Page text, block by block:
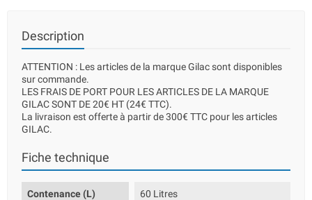
Description
ATTENTION : Les articles de la marque Gilac sont disponibles
sur commande.
LES FRAIS DE PORT POUR LES ARTICLES DE LA MARQUE
GILAC SONT DE 20€ HT (24€ TTC).
La livraison est offerte à partir de 300€ TTC pour les articles
GILAC.
Fiche technique
Contenance (L) 60 Litres